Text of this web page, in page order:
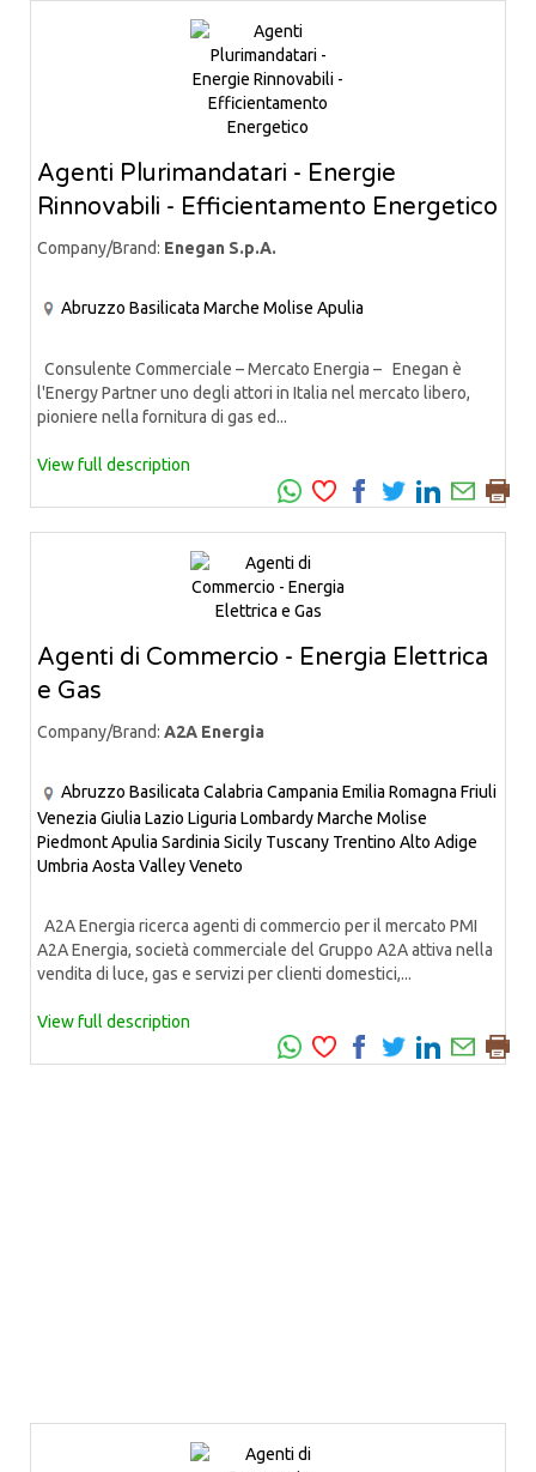
Agenti Plurimandatari - Energie
Rinnovabili - Efficientamento Energetico
Company/Brand: Enegan S.p.A.
Abruzzo Basilicata Marche Molise Apulia
Consulente Commerciale – Mercato Energia – Enegan è
l'Energy Partner uno degli attori in Italia nel mercato libero,
pioniere nella fornitura di gas ed...
View full description
Agenti di Commercio - Energia Elettrica
e Gas
Company/Brand: A2A Energia
Abruzzo Basilicata Calabria Campania Emilia Romagna Friuli
Venezia Giulia Lazio Liguria LombardyMarche Molise
PiedmontApulia Sardinia Sicily Tuscany Trentino Alto Adige
Umbria Aosta ValleyVeneto
A2A Energia ricerca agenti di commercio per il mercato PMI
A2A Energia, società commerciale del Gruppo A2A attiva nella
vendita di luce, gas e servizi per clienti domestici,...
View full description